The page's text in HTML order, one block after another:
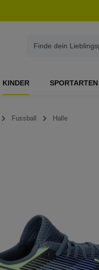
KINDER SPORTARTEN
Fussball Halle